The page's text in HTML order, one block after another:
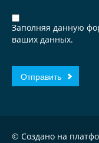
Заполняя данную
ваших данных.
© Создано на